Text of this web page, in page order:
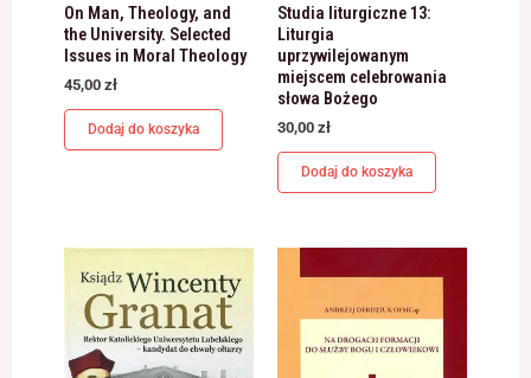
On Man, Theology, and
the University. Selected
Issues in Moral Theology
45,00 zł
Dodaj do koszyka
Studia liturgiczne 13:
Liturgia
uprzywilejowanym
miejscem celebrowania
słowa Bożego
30,00 zł
Dodaj do koszyka